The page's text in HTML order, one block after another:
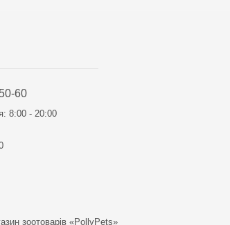
60
8:00 - 20:00
зоотоварів «PollyPets»